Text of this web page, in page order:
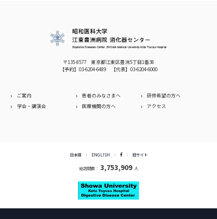
〒135-8577 東京都江東区豊洲5丁目1番38
【予約】 03-6204-6489 【代表】 03-6204-6000
ご案内 患者のみなさまへ
研修希望の方へ
学会・講演会
医療機関の方へ アクセス
日本語 ENGLISH 旧サイト
総訪問数： 3,753,909 人